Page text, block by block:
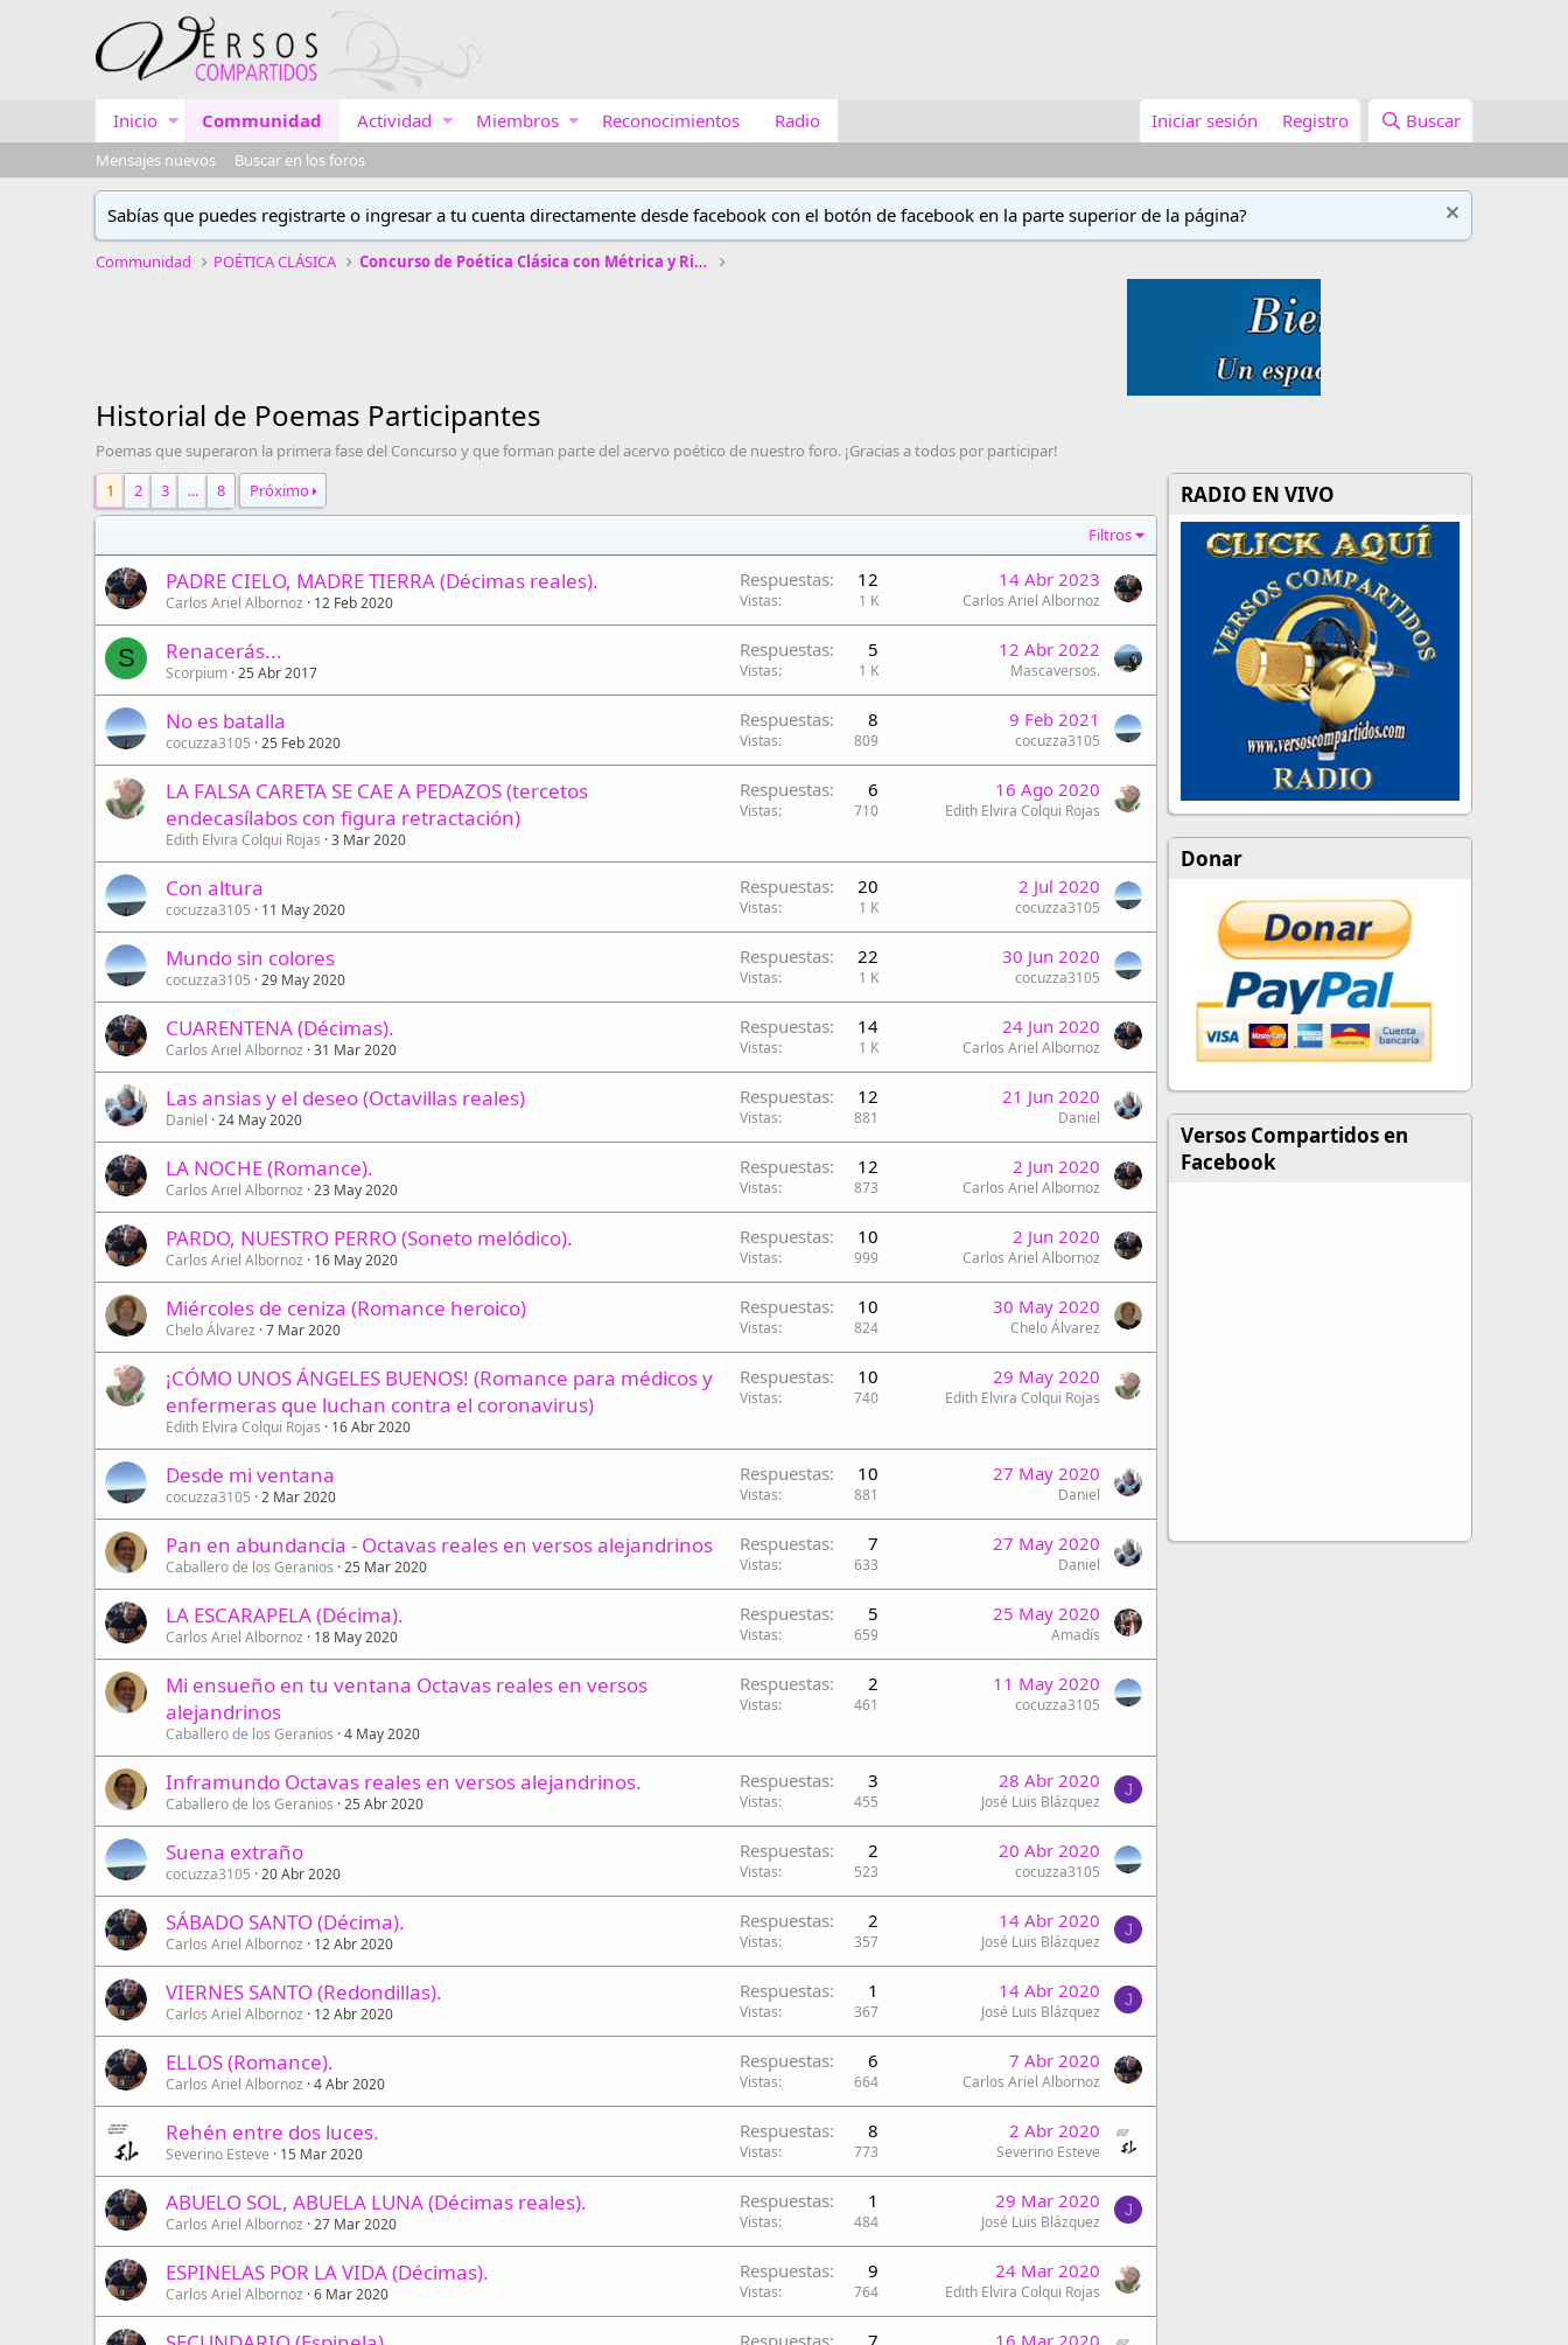
Inicio Communidad Actividad Miembros Reconocimientos Radio Iniciar sesión Registro Buscar
Mensajes nuevos Buscar en los foros
Sabías que puedes registrarte o ingresar a tu cuenta directamente desde facebook con el botón de facebook en la parte superior de la página?
Communidad POÉTICA CLÁSICA Concurso de Poética Clásica con Métrica y Rima
Historial de Poemas Participantes
Poemas que superaron la primera fase del Concurso y que forman parte del acervo poético de nuestro foro. ¡Gracias a todos por participar!
1
2 3 ... 8 Próximo
Filtros
PADRE CIELO, MADRE TIERRA (Décimas reales).
Carlos Ariel Albornoz 12 Feb 2020
Respuestas 12
Vistas 1 K
14 Abr 2023
Carlos Ariel Albornoz
S Renacerás...
Scorpium 25 Abr 2017
Respuestas 5
Vistas 1 K
12 Abr 2022
Mascaversos.
No es batalla
cocuzza3105 25 Feb 2020
Respuestas 8
Vistas 809
9 Feb 2021
cocuzza3105
LA FALSA CARETA SE CAE A PEDAZOS (tercetos
endecasílabos con figura retractación)
Edith Elvira Colqui Rojas 3 Mar 2020
Respuestas 6
Vistas 710
16 Ago 2020
Edith Elvira Colqui Rojas
Con altura
cocuzza3105 11 May 2020
Respuestas 20
Vistas 1 K
2 Jul 2020
cocuzza3105
Mundo sin colores
cocuzza3105 29 May 2020
Respuestas 22
Vistas 1 K
30 Jun 2020
cocuzza3105
CUARENTENA (Décimas).
Carlos Ariel Albornoz 31 Mar 2020
Respuestas 14
Vistas 1 K
24 Jun 2020
Carlos Ariel Albornoz
Las ansias y el deseo (Octavillas reales)
Daniel 24 May 2020
Respuestas 12
Vistas 881
21 Jun 2020
Daniel
LA NOCHE (Romance).
Carlos Ariel Albornoz 23 May 2020
Respuestas 12
Vistas 873
2 Jun 2020
Carlos Ariel Albornoz
PARDO, NUESTRO PERRO (Soneto melódico).
Carlos Ariel Albornoz 16 May 2020
Respuestas 10
Vistas 999
2 Jun 2020
Carlos Ariel Albornoz
Miércoles de ceniza (Romance heroico)
Chelo Álvarez 7 Mar 2020
Respuestas 10
Vistas 824
30 May 2020
Chelo Álvarez
¡CÓMO UNOS ÁNGELES BUENOS! (Romance para médicos y
enfermeras que luchan contra el coronavirus)
Edith Elvira Colqui Rojas 16 Abr 2020
Respuestas 10
Vistas 740
29 May 2020
Edith Elvira Colqui Rojas
Desde mi ventana
cocuzza3105 2 Mar 2020
Respuestas 10
Vistas 881
27 May 2020
Daniel
Pan en abundancia - Octavas reales en versos alejandrinos
Caballero de los Geranios 25 Mar 2020
Respuestas 7
Vistas 633
27 May 2020
Daniel
LA ESCARAPELA (Décima).
Carlos Ariel Albornoz 18 May 2020
Respuestas 5
Vistas 659
25 May 2020
Amadís
Mi ensueño en tu ventana Octavas reales en versos
alejandrinos
Caballero de los Geranios 4 May 2020
Respuestas 2
Vistas 461
11 May 2020
cocuzza3105
Inframundo Octavas reales en versos alejandrinos.
Caballero de los Geranios 25 Abr 2020
Respuestas 3
Vistas 455
28 Abr 2020
José Luis Blázquez
J
Suena extraño
cocuzza3105 20 Abr 2020
Respuestas 2
Vistas 523
20 Abr 2020
cocuzza3105
SÁBADO SANTO (Décima).
Carlos Ariel Albornoz 12 Abr 2020
Respuestas 2
Vistas 357
14 Abr 2020
José Luis Blázquez
J
VIERNES SANTO (Redondillas).
Carlos Ariel Albornoz 12 Abr 2020
Respuestas 1
Vistas 367
14 Abr 2020
José Luis Blázquez
J
ELLOS (Romance).
Carlos Ariel Albornoz 4 Abr 2020
Respuestas 6
Vistas 664
7 Abr 2020
Carlos Ariel Albornoz
Rehén entre dos luces.
Severino Esteve 15 Mar 2020
Respuestas 8
Vistas 773
2 Abr 2020
Severino Esteve
ABUELO SOL, ABUELA LUNA (Décimas reales).
Carlos Ariel Albornoz 27 Mar 2020
Respuestas 1
Vistas 484
29 Mar 2020
José Luis Blázquez
J
ESPINELAS POR LA VIDA (Décimas).
Carlos Ariel Albornoz 6 Mar 2020
Respuestas 9
Vistas 764
24 Mar 2020
Edith Elvira Colqui Rojas
Respuestas 7 16 Mar 2020
RADIO EN VIVO
Donar
Versos Compartidos en
Facebook